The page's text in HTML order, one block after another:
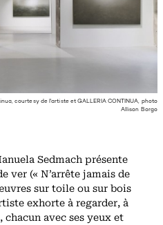
courtesy de l'artiste et GALLERIA CONTINUA, photo
Allison Borgo
Sedmach présente
ver (« N’arrête jamais de
sur toile ou sur bois
exhorte à regarder, à
avec ses yeux et